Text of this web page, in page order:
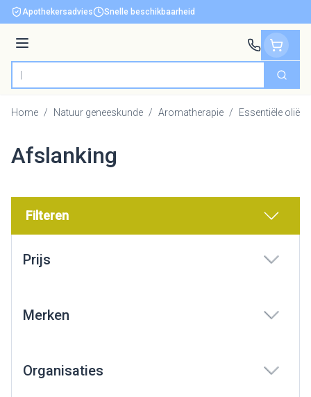
Ga naar de inhoud
Apothekersadvies Snelle beschikbaarheid
Menu
Product, merk, categorie... Zoek
Home / Natuur geneeskunde / Aromatherapie / Essentiële oliën
Afslanking
Filteren
Prijs
Merken
Organisaties